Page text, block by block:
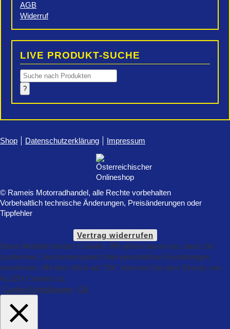
AGB
Widerruf
LIVE PRODUKT-SUCHE
Products
search
?
Shop Datenschutzerklärung Impressum
© Rameis Motorradhandel, alle Rechte vorbehalten
Vorbehaltlich technische Änderungen, Preisänderungen oder
Tippfehler
Vertrag widerrufen
Diese Website benützt Cookies. Wir gehen davon aus, dass Sie
zustimmen, Sie können jedoch Ihre persönlichen Einstellungen
vornehmen. Mit dem Klick auf "OK" stimmen Sie dem Einsatz von
ALLEN Cookies zu.
Cookie Einstellungen
OK